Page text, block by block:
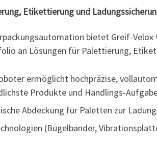
Etikettierung und
bietet Greif-
an Lösungen für Palettierung,
ermöglicht hochpräzise,
Produkte und Handlings-
Abdeckung für Paletten zur
(Bügelbänder,